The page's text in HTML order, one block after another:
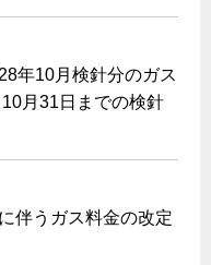
内管工事見積単価表
へ
替え
年10月検針分のガス
月31日までの検針
伴うガス料金の改定